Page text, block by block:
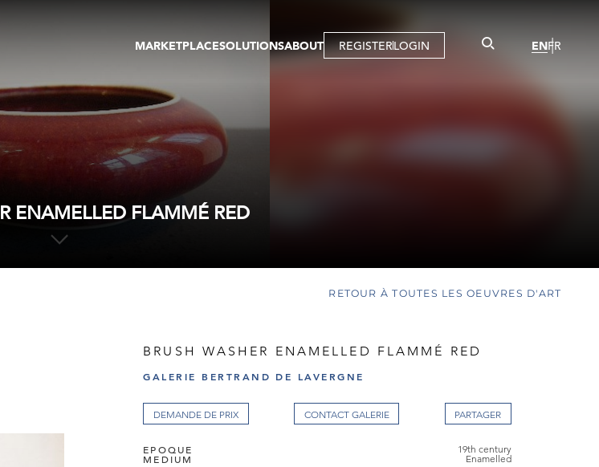
MARKETPLACE
GALLERIES
VIRTUAL TOURS
PUBLICATIONS
EVENTS
SOLUTIONS
MEMBERSHIP
ABOUT REGISTERLOGIN ENFR
ENAMELLED FLAMMÉ RED
RETOUR À TOUTES LES OEUVRES D'ART
BRUSH WASHER ENAMELLED FLAMMÉ RED
GALERIE BERTRAND DE LAVERGNE
DEMANDE DE PRIX CONTACT GALERIE
EPOQUE 19th century
MEDIUM Enamelled